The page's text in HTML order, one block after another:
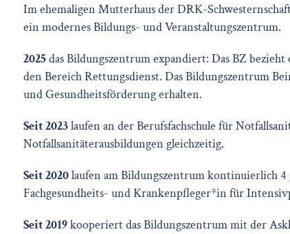
Im ehemaligen Mutterhaus der DRK-
ein modernes Bildungs- und Veranstaltungszentrum.
2025das Bildungszentrum expandiert: Das BZ
den Bereich Rettungsdienst. Das Bildungszentrum
und Gesundheitsförderung erhalten.
Seit 2023laufen an der Berufsfachschule für
Notfallsanitäterausbildungen gleichzeitig.
Seit 2020laufen am Bildungszentrum kontinuierlich
Fachgesundheits- und Krankenpfleger*in für
Seit 2019kooperiert das Bildungszentrum mit der